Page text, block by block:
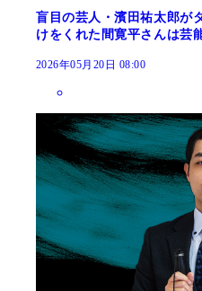
盲目の芸人・濱田祐太郎が
けをくれた間寛平さんは芸
2026年05月20日 08:00